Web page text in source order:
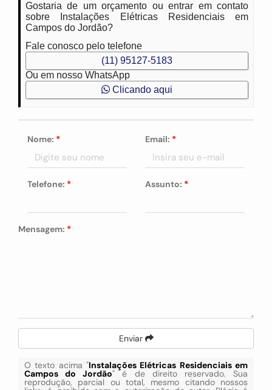
Gostaria de um orçamento ou entrar em contato
sobre Instalações Elétricas Residenciais em
Campos do Jordão?
Fale conosco pelo telefone
(11) 95127-5183
Ou em nosso WhatsApp
Clicando aqui
Nome: * Email: *
Telefone: * Assunto: *
Mensagem: *
Enviar
O texto acima "Instalações Elétricas Residenciais em
Campos do Jordão" é de direito reservado. Sua
reprodução, parcial ou total, mesmo citando nossos